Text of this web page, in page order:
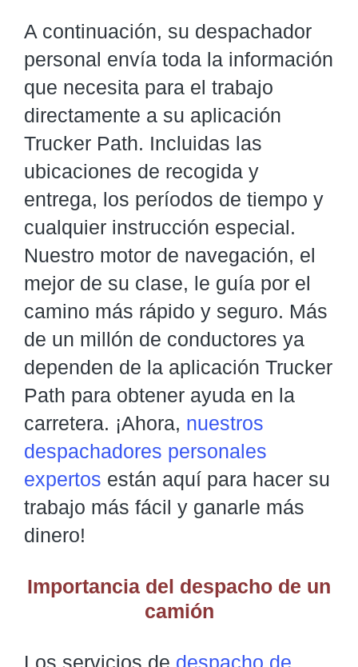
A continuación, su despachador
personal envía toda la información
que necesita para el trabajo
directamente a su aplicación
Trucker Path. Incluidas las
ubicaciones de recogida y
entrega, los períodos de tiempo y
cualquier instrucción especial.
Nuestro motor de navegación, el
mejor de su clase, le guía por el
camino más rápido y seguro. Más
de un millón de conductores ya
dependen de la aplicación Trucker
Path para obtener ayuda en la
carretera. ¡Ahora, nuestros
despachadores personales
expertos están aquí para hacer su
trabajo más fácil y ganarle más
dinero!
Importancia del despacho de un
camión
Los servicios de despacho de